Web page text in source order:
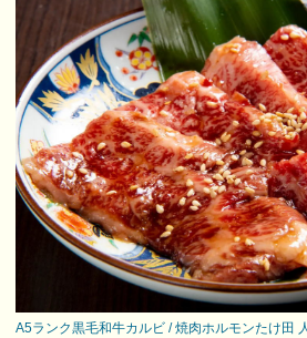
A5ランク黒毛和牛カルビ / 焼肉ホルモンたけ田